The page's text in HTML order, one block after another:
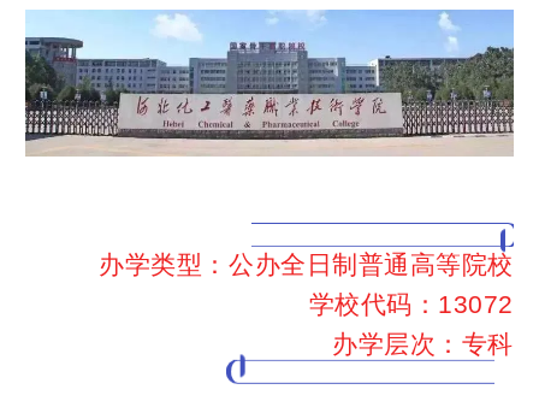
办学类型：公办全日制普通高等院校
学校代码：13072
办学层次：专科